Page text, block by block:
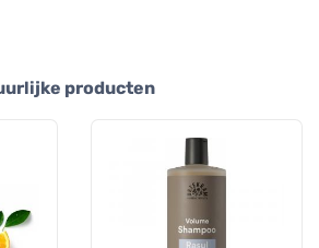
producten